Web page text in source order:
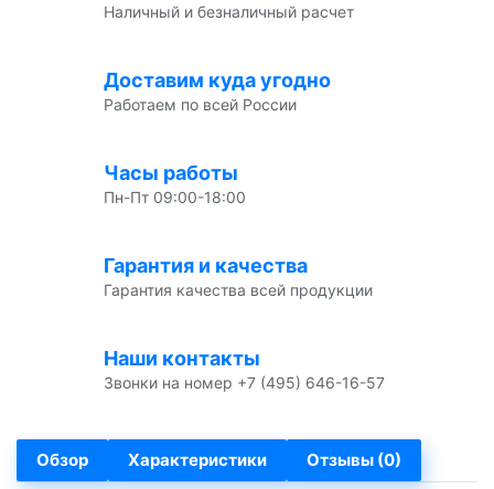
Наличный и безналичный расчет
Доставим куда угодно
Работаем по всей России
Часы работы
Пн-Пт 09:00-18:00
Гарантия и качества
Гарантия качества всей продукции
Наши контакты
Звонки на номер +7 (495) 646-16-57
Обзор Характеристики Отзывы (0)